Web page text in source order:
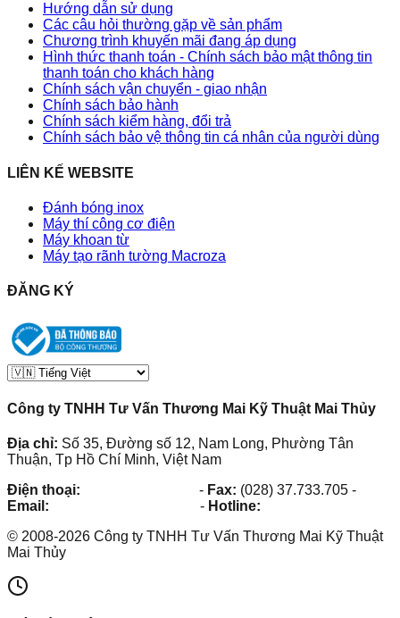
Hướng dẫn sử dụng
Các câu hỏi thường gặp về sản phẩm
Chương trình khuyến mãi đang áp dụng
Hình thức thanh toán - Chính sách bảo mật thông tin
thanh toán cho khách hàng
Chính sách vận chuyển - giao nhận
Chính sách bảo hành
Chính sách kiểm hàng, đổi trả
Chính sách bảo vệ thông tin cá nhân của người dùng
LIÊN KẾ WEBSITE
Đánh bóng inox
Máy thí công cơ điện
Máy khoan từ
Máy tạo rãnh tường Macroza
ĐĂNG KÝ
Công ty TNHH Tư Vấn Thương Mai Kỹ Thuật Mai Thủy
Địa chỉ: Số 35, Đường số 12, Nam Long, Phường Tân
Thuận, Tp Hồ Chí Minh, Việt Nam
Điện thoại:
- Fax: (028) 37.733.705 -
Email:
- Hotline:
© 2008-2026 Công ty TNHH Tư Vấn Thương Mai Kỹ Thuật
Mai Thủy